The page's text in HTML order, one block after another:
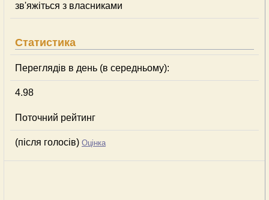
зв'яжіться з власниками
Статистика
Переглядів в день (в середньому):
4.98
Поточний рейтинг
(після голосів) Оцінка